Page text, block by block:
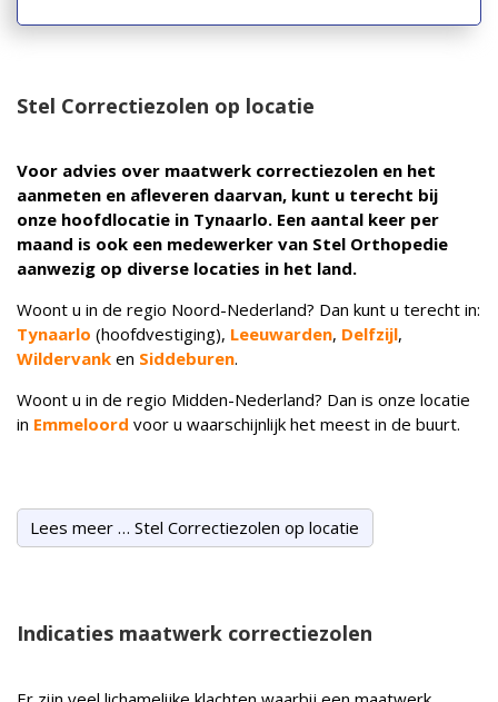
Stel Correctiezolen op locatie
Voor advies over maatwerk correctiezolen en het
aanmeten en afleveren daarvan, kunt u terecht bij
onze hoofdlocatie in Tynaarlo. Een aantal keer per
maand is ook een medewerker van Stel Orthopedie
aanwezig op diverse locaties in het land.
Woont u in de regio Noord-Nederland? Dan kunt u terecht in:
Tynaarlo (hoofdvestiging), Leeuwarden, Delfzijl,
Wildervank en Siddeburen.
Woont u in de regio Midden-Nederland? Dan is onze locatie
in Emmeloord voor u waarschijnlijk het meest in de buurt.
Lees meer … Stel Correctiezolen op locatie
Indicaties maatwerk correctiezolen